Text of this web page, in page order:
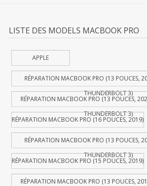
LISTE DES MODELS MACBOOK PRO
APPLE
RÉPARATION MACBOOK PRO (13 POUCES,
THUNDERBOLT 3)
RÉPARATION MACBOOK PRO (13 POUCES,
THUNDERBOLT 3)
RÉPARATION MACBOOK PRO (16 POUCES, 2019)
RÉPARATION MACBOOK PRO (13 POUCES,
THUNDERBOLT 3)
RÉPARATION MACBOOK PRO (15 POUCES, 2019)
RÉPARATION MACBOOK PRO (13 POUCES,